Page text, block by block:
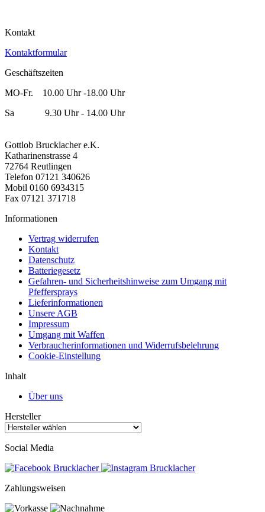
Kontakt
Kontaktformular
Geschäftszeiten
MO-Fr. 10.00 Uhr -18.00 Uhr
Sa 9.30 Uhr - 14.00 Uhr
Gottlob Brucklacher e.K.
Katharinenstrasse 4
72764 Reutlingen
Telefon 07121 340626
Mobil 0160 6934315
Fax 07121 371718
Informationen
Vertrag widerrufen
Kontakt
Datenschutz
Batteriegesetz
Gefahren- und Sicherheitshinweise zum Umgang mit
Pfeffersprays
Lieferinformationen
Unsere AGB
Impressum
Umgang mit Waffen
Verbraucherinformationen und Widerrufsbelehrung
Cookie-Einstellung
Inhalt
Über uns
Hersteller
Social Media
Zahlungsweisen